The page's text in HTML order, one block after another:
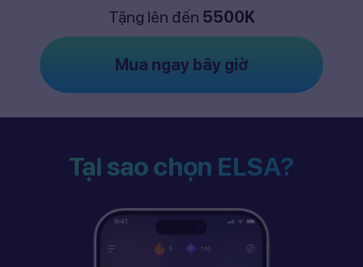
Tặng lên đến 5500K
Mua ngay bây giờ
Tại sao chọn ELSA?